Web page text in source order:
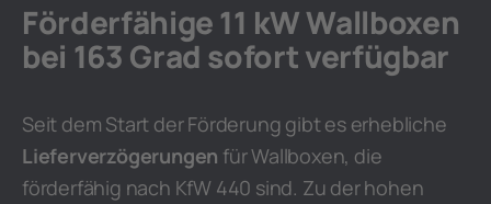
Förderfähige 11 kW Wallboxen
bei 163 Grad sofort verfügbar
Seit dem Start der Förderung gibt es erhebliche
Lieferverzögerungen für Wallboxen, die
förderfähig nach KfW 440 sind. Zu der hohen